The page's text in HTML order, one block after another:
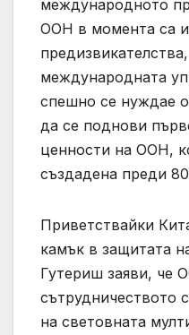
международното
ООН в момента са
международната
спешно се нуждае
да се поднови
ценности на ООН,
създадена преди
Приветствайки
камък в защитата
Гутериш заяви, че
сътрудничеството
на световната